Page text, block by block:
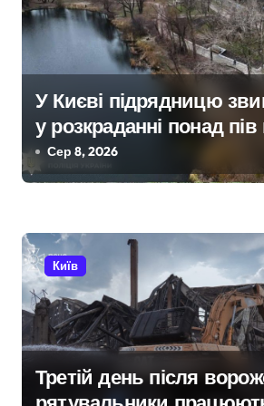
в
У Києві підрядницю
у розкраданні понад
гривень під час ремонту
«Вербне»
Сер 8, 2026
Київ
Третій день після